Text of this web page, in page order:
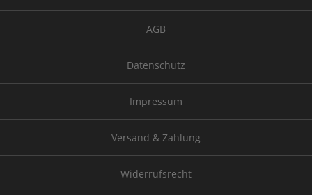
AGB
Datenschutz
Impressum
Versand & Zahlung
Widerrufsrecht